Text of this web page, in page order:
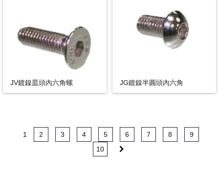
JV鍍鎳皿頭內六角螺 JG鍍鎳半圓頭內六角
1 2 3 4 5 6 7 8
9
10